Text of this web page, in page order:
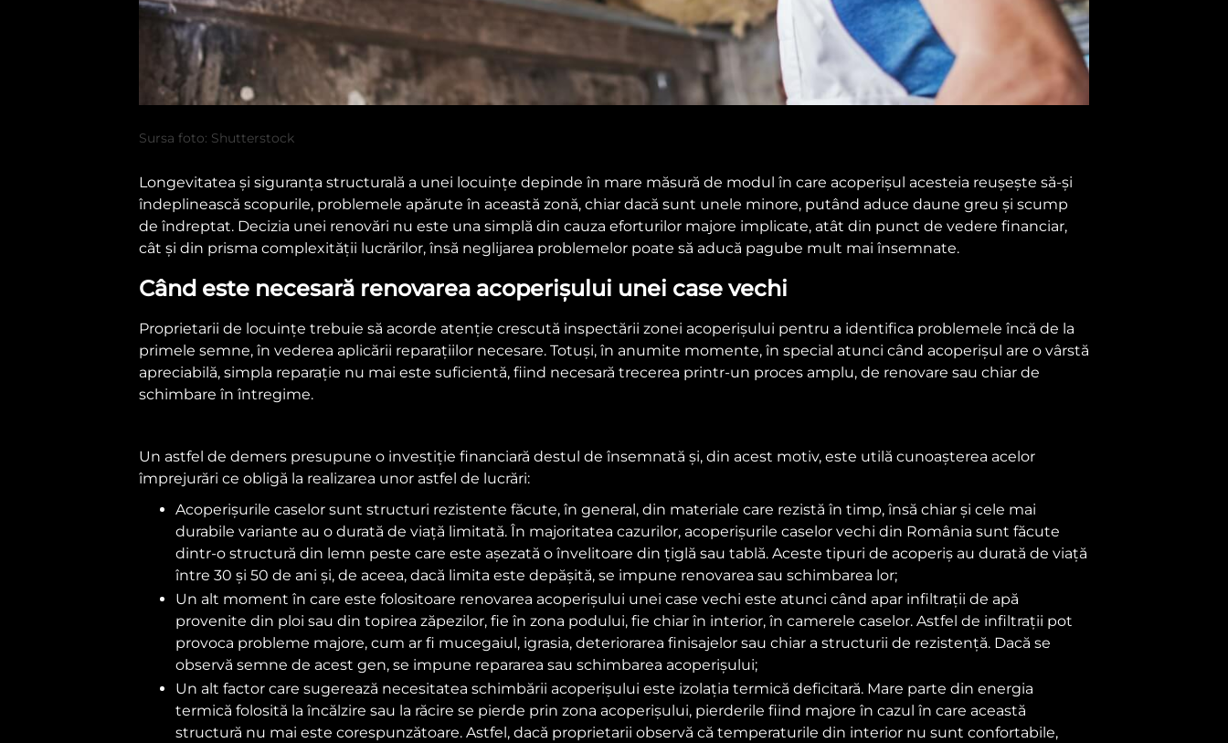
Sursa foto: Shutterstock
Longevitatea și siguranța structurală a unei locuințe depinde în mare măsură de modul în care acoperișul acesteia reușește să-și
îndeplinească scopurile, problemele apărute în această zonă, chiar dacă sunt unele minore, putând aduce daune greu și scump
de îndreptat. Decizia unei renovări nu este una simplă din cauza eforturilor majore implicate, atât din punct de vedere financiar,
cât și din prisma complexității lucrărilor, însă neglijarea problemelor poate să aducă pagube mult mai însemnate.
Când este necesară renovarea acoperișului unei case vechi
Proprietarii de locuințe trebuie să acorde atenție crescută inspectării zonei acoperișului pentru a identifica problemele încă de la
primele semne, în vederea aplicării reparațiilor necesare. Totuși, în anumite momente, în special atunci când acoperișul are o vârstă
apreciabilă, simpla reparație nu mai este suficientă, fiind necesară trecerea printr-un proces amplu, de renovare sau chiar de
schimbare în întregime.
Un astfel de demers presupune o investiție financiară destul de însemnată și, din acest motiv, este utilă cunoașterea acelor
împrejurări ce obligă la realizarea unor astfel de lucrări:
Acoperișurile caselor sunt structuri rezistente făcute, în general, din materiale care rezistă în timp, însă chiar și cele mai
durabile variante au o durată de viață limitată. În majoritatea cazurilor, acoperișurile caselor vechi din România sunt făcute
dintr-o structură din lemn peste care este așezată o învelitoare din țiglă sau tablă. Aceste tipuri de acoperiș au durată de viață
între 30 și 50 de ani și, de aceea, dacă limita este depășită, se impune renovarea sau schimbarea lor;
Un alt moment în care este folositoare renovarea acoperișului unei case vechi este atunci când apar infiltrații de apă
provenite din ploi sau din topirea zăpezilor, fie în zona podului, fie chiar în interior, în camerele caselor. Astfel de infiltrații pot
provoca probleme majore, cum ar fi mucegaiul, igrasia, deteriorarea finisajelor sau chiar a structurii de rezistență. Dacă se
observă semne de acest gen, se impune repararea sau schimbarea acoperișului;
Un alt factor care sugerează necesitatea schimbării acoperișului este izolația termică deficitară. Mare parte din energia
termică folosită la încălzire sau la răcire se pierde prin zona acoperișului, pierderile fiind majore în cazul în care această
structură nu mai este corespunzătoare. Astfel, dacă proprietarii observă că temperaturile din interior nu sunt confortabile,